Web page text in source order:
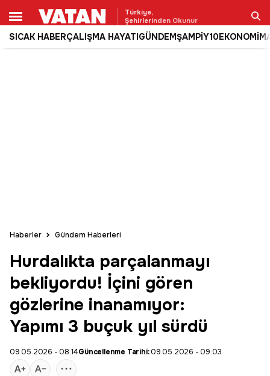
Türkiye,
Şehirlerinden Okunur
SICAK HABERÇALIŞMA HAYATIGÜNDEMŞAMPİY10EKONOMİ
Ara
Haberler Gündem Haberleri
Hurdalıkta parçalanmayı
bekliyordu! İçini gören
gözlerine inanamıyor:
Yapımı 3 buçuk yıl sürdü
09.05.2026 - 08:14Güncellenme Tarihi:09.05.2026 - 09:03